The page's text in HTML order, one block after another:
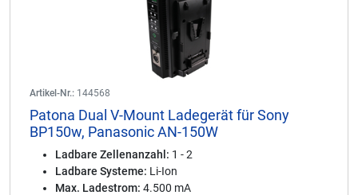
Artikel-Nr.: 144568
Patona Dual V-Mount Ladegerät für Sony
BP150w, Panasonic AN-150W
Ladbare Zellenanzahl: 1 - 2
Ladbare Systeme: Li-Ion
Max. Ladestrom: 4.500 mA